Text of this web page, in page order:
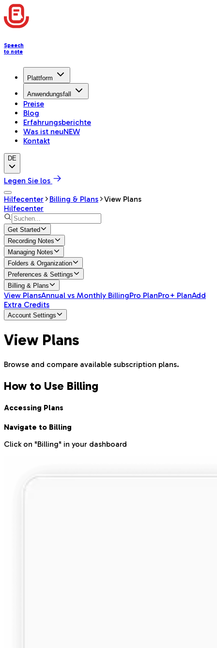
Speech
to note
Plattform
Anwendungsfall
Preise
Blog
Erfahrungsberichte
Was ist neuNEW
Kontakt
DE
Legen Sie los
Hilfecenter
Billing & Plans
View Plans
Hilfecenter
Get Started
Recording Notes
Managing Notes
Folders & Organization
Preferences & Settings
Billing & Plans
View PlansAnnual vs Monthly BillingPro PlanPro+ PlanAdd
Extra Credits
Account Settings
View Plans
Browse and compare available subscription plans.
How to Use Billing
Accessing Plans
Navigate to Billing
Click on "Billing" in your dashboard